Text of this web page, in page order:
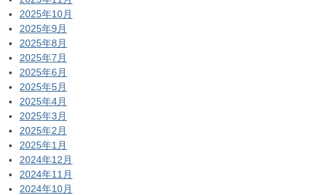
2025年10月
2025年9月
2025年8月
2025年7月
2025年6月
2025年5月
2025年4月
2025年3月
2025年2月
2025年1月
2024年12月
2024年11月
2024年10月